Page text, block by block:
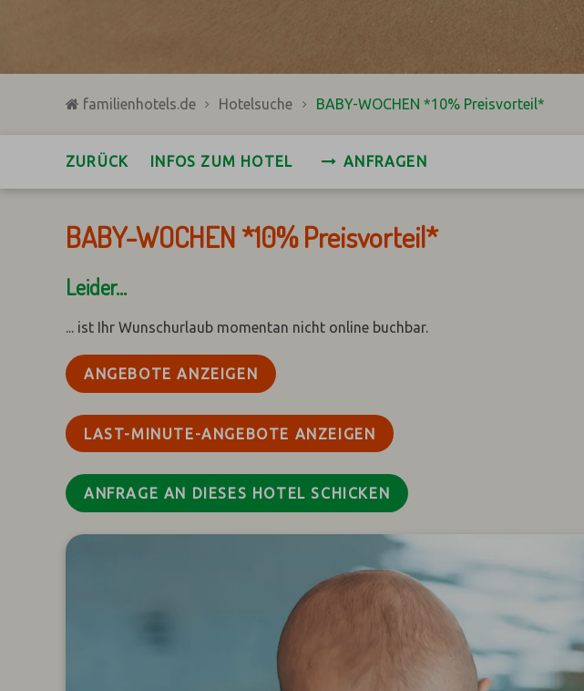
familienhotels.de Hotelsuche BABY-WOCHEN *10% Preisvorteil*
ZURÜCK INFOS ZUM HOTEL ANFRAGEN
BABY-WOCHEN *10% Preisvorteil*
Leider...
... ist Ihr Wunschurlaub momentan nicht online buchbar.
ANGEBOTE ANZEIGEN
LAST-MINUTE-ANGEBOTE ANZEIGEN
ANFRAGE AN DIESES HOTEL SCHICKEN